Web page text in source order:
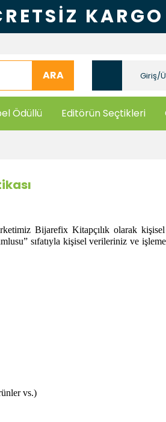
KARGO
ARA Giriş/
Ödüllü Editörün Seçtikleri
Bijarefix Kitapçılık olarak
sıfatıyla kişisel verileriniz ve
vs.)